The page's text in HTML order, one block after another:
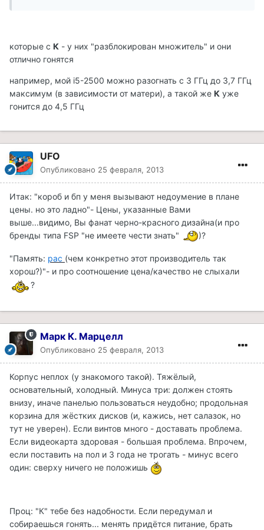
которые с К - у них "разблокирован множитель" и они
отлично гонятся
например, мой i5-2500 можно разогнать с 3 ГГц до 3,7 ГГц
максимум (в зависимости от матери), а такой же К уже
гонится до 4,5 ГГц
UFO
Опубликовано 25 февраля, 2013
Итак: "короб и бп у меня вызывают недоумение в плане
цены. но это ладнo"- Цены, указанные Вами
выше...видимо, Вы фанат черно-красного дизайна(и про
бренды типа FSP "не имеете чести знать"
)?
"Память: рас (чем конкретно этот производитель так
хорош?)"- и про соотношение цена/качество не слыхали
?
Марк К. Марцелл
Опубликовано 25 февраля, 2013
Корпус неплох (у знакомого такой). Тяжёлый,
основательный, холодный. Минуса три: должен стоять
внизу, иначе панелью пользоваться неудобно; продольная
корзина для жёстких дисков (и, кажись, нет салазок, но
тут не уверен). Если винтов много - доставать проблема.
Если видеокарта здоровая - большая проблема. Впрочем,
если поставить на пол и 3 года не трогать - минус всего
один: сверху ничего не положишь
Проц: "К" тебе без надобности. Если передумал и
собираешься гонять... менять придётся питание, брать